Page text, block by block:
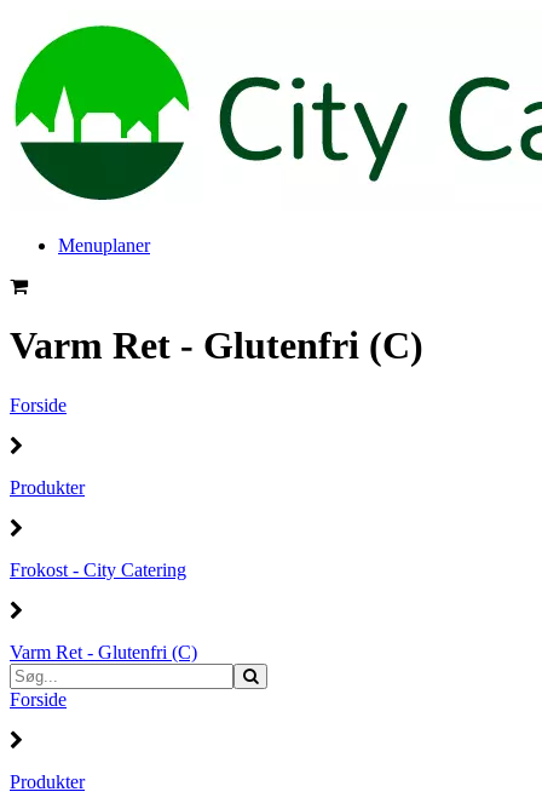
Menuplaner
Varm Ret - Glutenfri (C)
Forside
Produkter
Frokost - City Catering
Varm Ret - Glutenfri (C)
Forside
Produkter